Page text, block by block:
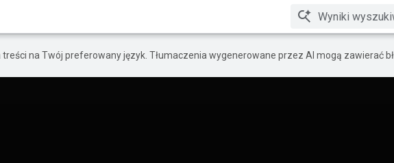
na Twój preferowany język. Tłumaczenia wygenerowane przez AI mogą zawierać